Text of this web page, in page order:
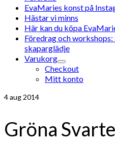
EvaMaries konst på
Hästar vi minns
Här kan du köpa
Föredrag och
skaparglädje
Varukorg
Checkout
Mitt konto
4aug 2014
Gröna